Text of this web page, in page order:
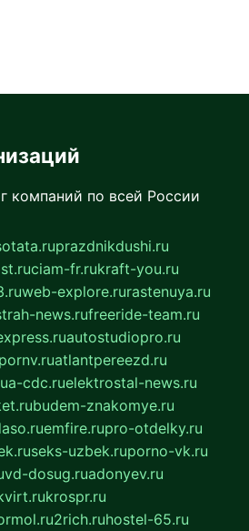
компаний по всей России
prazdnikdushi.ru
ciam-fr.rukraft-you.ru
web-explore.rurastenuya.ru
news.rufreeride-team.ru
autostudiopro.ru
pornv.ruatlantpereezd.ru
a-cdc.ruelektrostal-news.ru
budem-znakomye.ru
emfire.rupro-otdelky.ru
seks-uzbek.ruporno-vk.ru
vd-dosug.ruadonyev.ru
krospr.ru
2rich.ruhostel-65.ru